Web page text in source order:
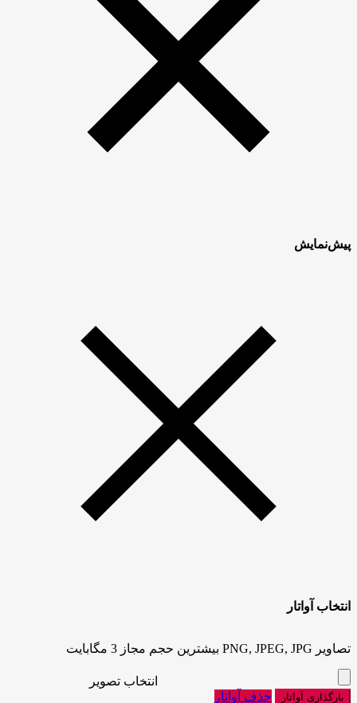
پیش‌نمایش
انتخاب آواتار
تصاویر PNG, JPEG, JPG بیشترین حجم مجاز 3 مگابایت
انتخاب تصویر
بارگذاری آواتار حذف آواتار